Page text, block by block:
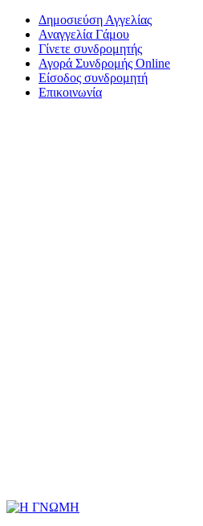
Δημοσιεύση Αγγελίας
Αναγγελία Γάμου
Γίνετε συνδρομητής
Αγορά Συνδρομής Online
Είσοδος συνδρομητή
Επικοινωνία